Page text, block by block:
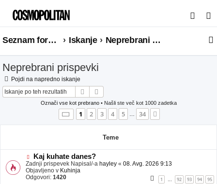
s
a
Seznam forumov Iskanje Neprebrani prispevki
Neprebrani prispevki
Pojdi na napredno iskanje
Iskanje
Označi vse kot prebrano• Našli ste več kot 1000 zadetka
Stran 1od34
1 2 3 4 5 … 34
Teme
N
o
v
e
Kaj kuhate danes?
Zadnji prispevek Napisal/-a hayley « 08. Avg. 2026 9:13
Objavljeno v Kuhinja
Odgovori: 1420 1 … 92 93 94 95